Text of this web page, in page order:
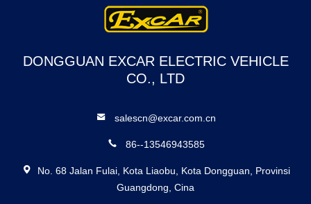
DONGGUAN EXCAR ELECTRIC VEHICLE
CO., LTD
salescn@excar.com.cn
86--13546943585
No. 68 Jalan Fulai, Kota Liaobu, Kota Dongguan, Provinsi
Guangdong, Cina